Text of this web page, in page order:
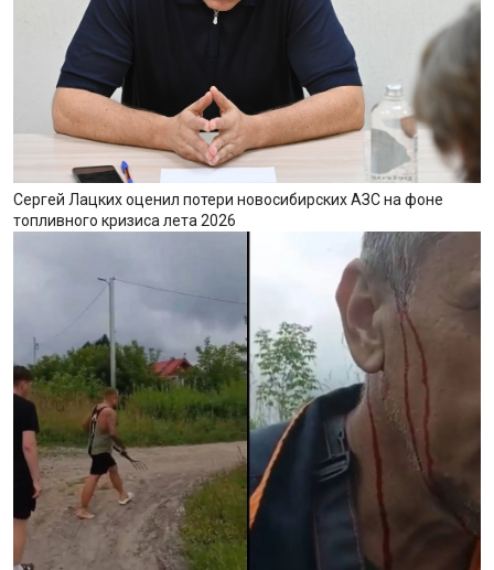
Сергей Лацких оценил потери новосибирских АЗС на фоне
топливного кризиса лета 2026